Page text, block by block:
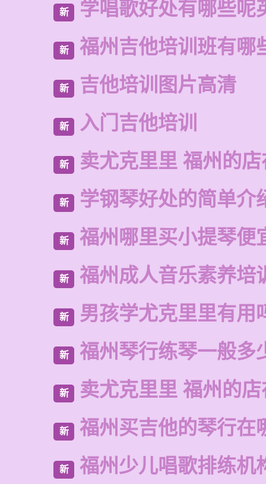
新 学唱歌好处有哪些呢
新 福州吉他培训班有哪
新 吉他培训图片高清
新 入门吉他培训
新 卖尤克里里 福州的
新 学钢琴好处的简单介
新 福州哪里买小提琴便
新 福州成人音乐素养培
新 男孩学尤克里里有用
新 福州琴行练琴一般多
新 卖尤克里里 福州的
新 福州买吉他的琴行在
新 福州少儿唱歌排练机